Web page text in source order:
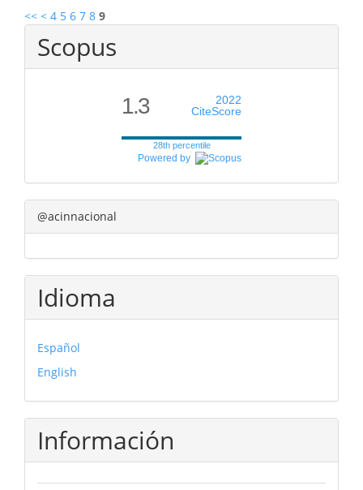
<< < 4 5 6 7 8 9
Scopus
1.3
2022
CiteScore
28th percentile
Powered by
@acinnacional
Idioma
Español
English
Información